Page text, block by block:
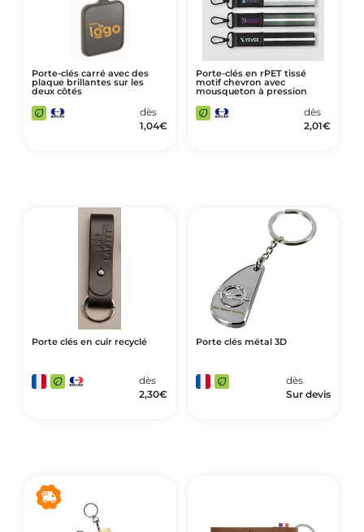
Porte-clés carré avec des
plaque brillantes sur les
deux côtés
dès
1,04€
Porte-clés en rPET tissé
motif chevron avec
mousqueton à pression
dès
2,01€
Porte clés en cuir recyclé
dès
2,30€
Porte clés métal 3D
dès
Sur devis